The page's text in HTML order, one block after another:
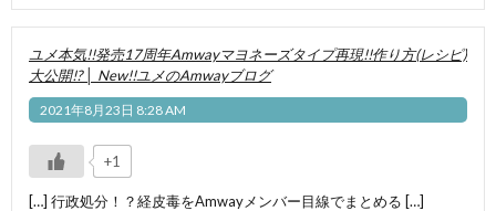
ユメ本気!!発売17周年Amwayマヨネーズタイプ再現!!作り方(レシピ)
大公開!? │ New!!ユメのAmwayブログ
2021年8月23日 8:28 AM
+1
[…] 行政処分！？経皮毒をAmwayメンバー目線でまとめる […]